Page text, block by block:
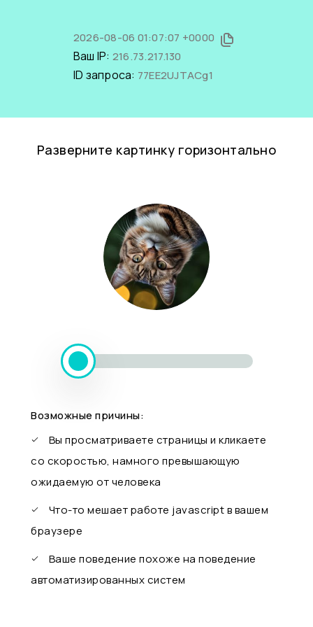
2026-08-06 01:07:07 +0000
Ваш IP: 216.73.217.130
ID запроса: 77EE2UJTACg1
Разверните картинку горизонтально
Возможные причины:
Вы просматриваете страницы и кликаете
со скоростью, намного превышающую
ожидаемую от человека
Что-то мешает работе javascript в вашем
браузере
Ваше поведение похоже на поведение
автоматизированных систем